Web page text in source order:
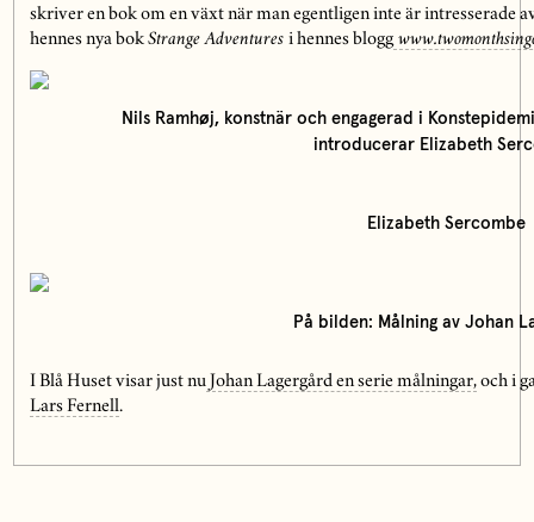
skriver en bok om en växt när man egentligen inte är intresserade
hennes nya bok Strange Adventures i hennes blogg
Nils Ramhøj, konstnär och engagerad i
introducerar Elizabeth
Elizabeth Sercombe
På bilden: Målning av Johan
I Blå Huset visar just nuJohan Lagergård en serie målningar,och i
Lars Fernell.